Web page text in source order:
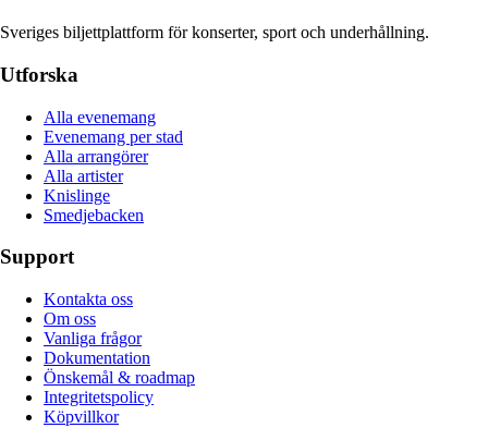
Sveriges biljettplattform för konserter, sport och underhållning.
Utforska
Alla evenemang
Evenemang per stad
Alla arrangörer
Alla artister
Knislinge
Smedjebacken
Support
Kontakta oss
Om oss
Vanliga frågor
Dokumentation
Önskemål & roadmap
Integritetspolicy
Köpvillkor